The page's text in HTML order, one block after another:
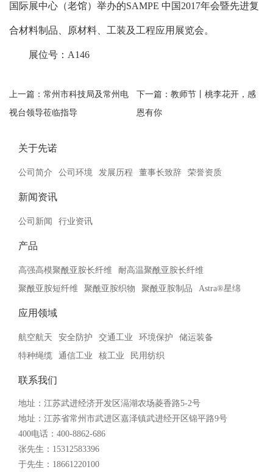
国际展中心（老馆）举办的SAMPE 中国2017年会暨先进复
合材料制品、原材料、工装及工程应用展览会。
展位号：A146
上一篇： 常州市科技局及常州电
视台领导莅临指导
下一篇： 教师节丨桃李花开，感
恩有你
关于先诺
公司简介 公司环境 发展历程 董事长致辞 荣誉资质
新闻资讯
公司新闻 行业资讯
产品
高强高模聚酰亚胺长纤维
耐高温聚酰亚胺长纤维
聚酰亚胺短纤维
聚酰亚胺织物 聚酰亚胺制品 Astra®星绵
应用领域
航空航天 安全防护 交通工业 环境保护
储运装备
特种绳缆
通信工业 核工业 民用纺织
联系我们
地址：江苏武进经济开发区滆湖农场菱香路5-2号
地址：江苏省常州市武进区嘉泽镇武进经开区锦平路9号
400电话：400-8862-686
张先生：15312583396
于先生：18661220100